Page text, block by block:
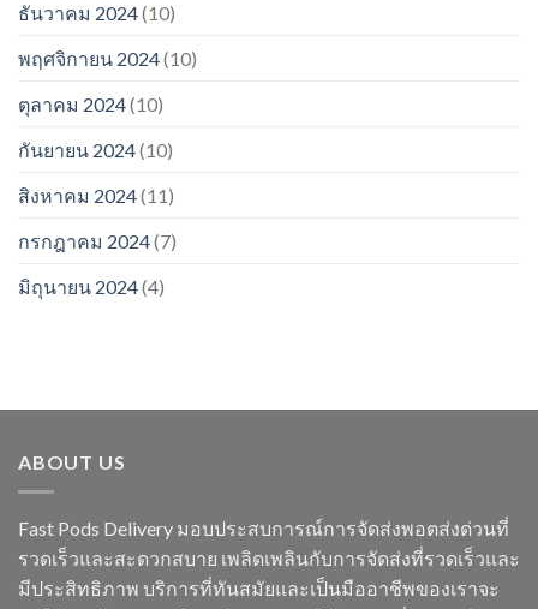
ธันวาคม 2024(10)
พฤศจิกายน 2024(10)
ตุลาคม 2024(10)
กันยายน 2024(10)
สิงหาคม 2024(11)
กรกฎาคม 2024(7)
มิถุนายน 2024(4)
ABOUT US
Fast Pods Delivery มอบประสบการณ์การจัดส่งพอตส่งด่วนที่
รวดเร็วและสะดวกสบาย เพลิดเพลินกับการจัดส่งที่รวดเร็วและ
มีประสิทธิภาพ บริการที่ทันสมัยและเป็นมืออาชีพของเราจะ